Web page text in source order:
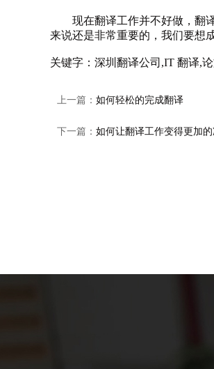
现在翻译工作并不好做，翻译
来说还是非常重要的，我们要想
关键字：深圳翻译公司,IT 翻译,
上一篇： 如何轻松的完成翻译
下一篇： 如何让翻译工作变得更加的